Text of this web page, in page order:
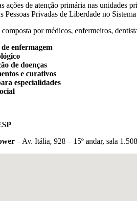
ações de atenção primária nas
Pessoas Privadas de Liberdade no
por médicos, enfermeiros,
enfermagem
de doenças
e curativos
especialidades
– Av. Itália, 928 – 15º andar, sala